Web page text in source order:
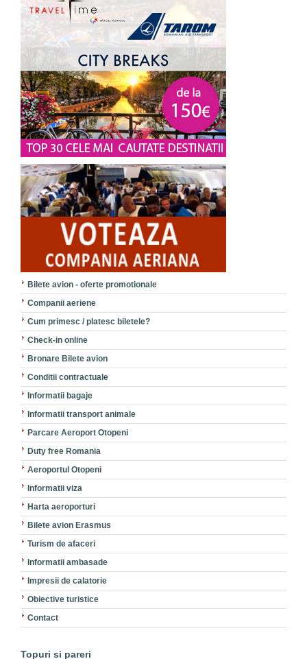
Bilete avion - oferte promotionale
Companii aeriene
Cum primesc / platesc biletele?
Check-in online
Bronare Bilete avion
Conditii contractuale
Informatii bagaje
Informatii transport animale
Parcare Aeroport Otopeni
Duty free Romania
Aeroportul Otopeni
Informatii viza
Harta aeroporturi
Bilete avion Erasmus
Turism de afaceri
Informatii ambasade
Impresii de calatorie
Obiective turistice
Contact
Topuri si pareri